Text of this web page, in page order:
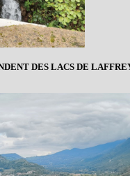
DES LACS DE